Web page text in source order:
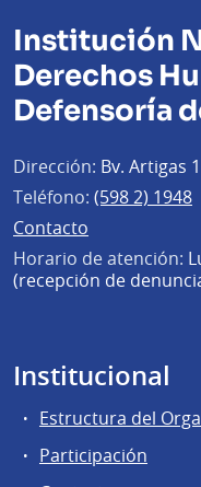
Institución
Derechos
Defensoría
Dirección: Bv. Artigas
Teléfono: (598 2) 1948
Contacto
Horario de atención:
(recepción de
Institucional
Estructura del
Participación